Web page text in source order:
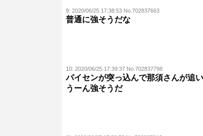
9: 2020/06/25 17:38:53 No.702837663
普通に強そうだな
10: 2020/06/25 17:39:37 No.702837798
パイセンが突っ込んで那須さんが追
うーん強そうだ